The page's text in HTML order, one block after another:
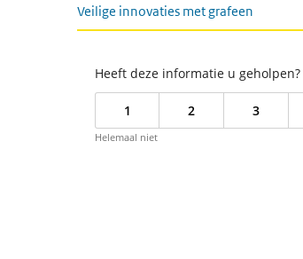
Veilige innovaties met grafeen
Heeft deze informatie u geholpen?
1 2 3
Helemaal niet